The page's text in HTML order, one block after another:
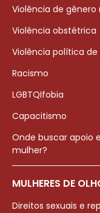
Violência de
Violência obstétrica
Violência política de
Racismo
LGBTQIfobia
Capacitismo
Onde buscar apoio
mulher?
MULHERES DE
Direitos sexuais e